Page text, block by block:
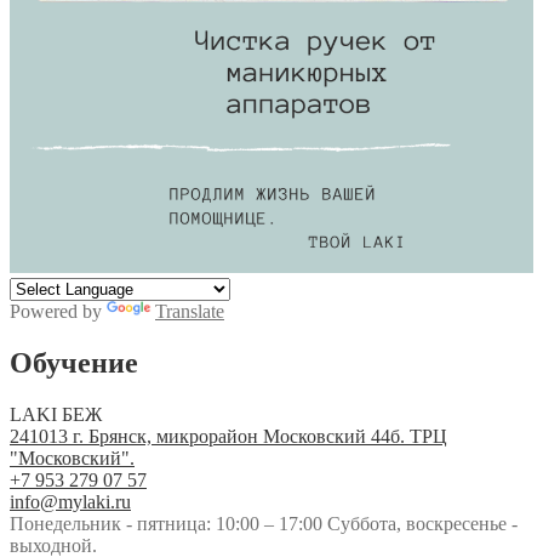
Powered by Translate
Обучение
LAKI БЕЖ
241013 г. Брянск, микрорайон Московский 44б. ТРЦ
"Московский".
+7 953 279 07 57
info@mylaki.ru
Понедельник - пятница: 10:00 – 17:00 Суббота, воскресенье -
выходной.